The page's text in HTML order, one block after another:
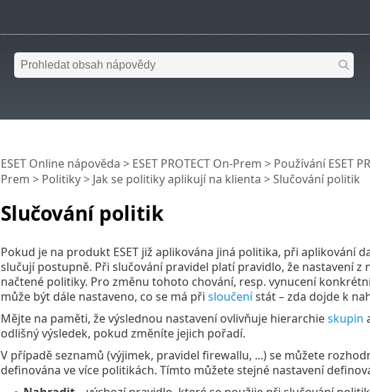
Slučování politik
ESET Online nápověda > ESET PROTECT On-Prem > Používání ESET
Prem > Politiky> Jak se politiky aplikují na klienta > Slučování politik
Pokud je na produkt ESET již aplikována jiná politika, při aplikování
slučují postupně. Při slučování pravidel platí pravidlo, že nastavení
načtené politiky. Pro změnu tohoto chování, resp. vynucení
může být dále nastaveno, co se má při sloučenístát – zda dojde k
Mějte na paměti, že výslednou nastavení ovlivňuje hierarchieskupin
odlišný výsledek, pokud změníte jejich pořadí.
V případě seznamů (výjimek, pravidel firewallu, ...) se můžete
definována ve více politikách. Tímto můžete stejné nastavení